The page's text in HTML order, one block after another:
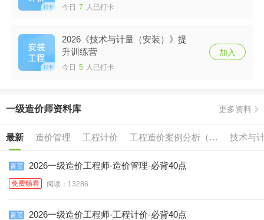
今日 7 人已打卡
2026《技术与计量（安装）》提
升训练营
今日 5 人已打卡
加入
一级造价师资料库 更多资料
最新 造价管理 工程计价 工程造价案例分析（土
建/安装）
技术与
2026一级造价工程师-造价管理-必背40点
免费畅看 阅读：13286
2026一级造价工程师-工程计价-必背40点